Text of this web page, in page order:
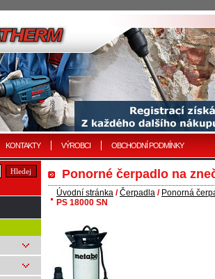
KONTAKTY VÝROBCI OBCHODNÍ PODMÍNKY
Ponorné čerpadlo na
Úvodní stránka /Čerpadla / Ponorná
PS 18000 SN